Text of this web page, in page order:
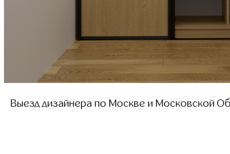
Выезд дизайнера по Москве и Московской